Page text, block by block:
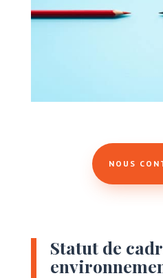
NOUS
Statut de